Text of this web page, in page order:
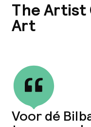
The Artist
Art
Voor dé